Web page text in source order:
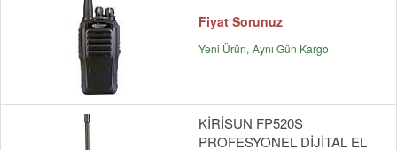
Fiyat Sorunuz
Yeni Ürün Aynı Gün Kargo
KİRİSUN FP520S
PROFESYONEL DİJİTAL EL